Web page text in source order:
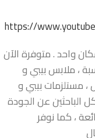
https://
واحد . متوفرة الآن
، ملابس بيبي و
، مستلزمات بيبي و
الباحثين عن الجودة
، كما نوفر